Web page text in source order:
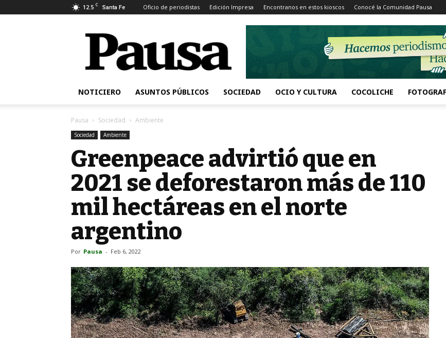
12.5 C Santa Fe Oficio de periodistas Edición Impresa Encontranos en estos kioscos Conocé la Comunidad Pausa
Pausa
NOTICIERO ASUNTOS PÚBLICOS SOCIEDAD OCIO Y CULTURA COCOLICHE
Pausa Sociedad Ambiente
Sociedad Ambiente
Greenpeace advirtió que en
2021 se deforestaron más de 110
mil hectáreas en el norte
argentino
Por Pausa - Feb 6, 2022